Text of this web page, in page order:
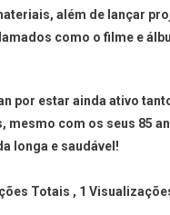
além de lançar
como o filme e
por estar ainda ativo
mesmo com os seus 85
longa e saudável!
Totais , 1